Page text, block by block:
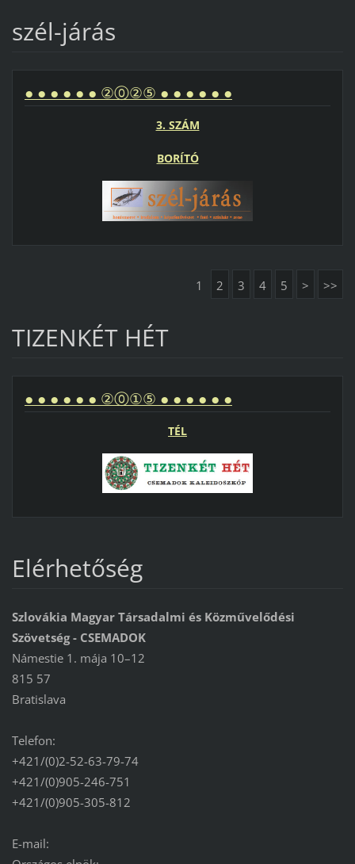
szél-járás
● ● ● ● ● ● ②⓪②⑤ ● ● ● ● ● ●
3. SZÁM
BORÍTÓ
1 2 3 4 5 > >>
TIZENKÉT HÉT
● ● ● ● ● ● ②⓪①⑤ ● ● ● ● ● ●
TÉL
Elérhetőség
Szlovákia Magyar Társadalmi és Közművelődési
Szövetség - CSEMADOK
Námestie 1. mája 10–12
815 57
Bratislava
Telefon:
+421/(0)2-52-63-79-74
+421/(0)905-246-751
+421/(0)905-305-812
E-mail: